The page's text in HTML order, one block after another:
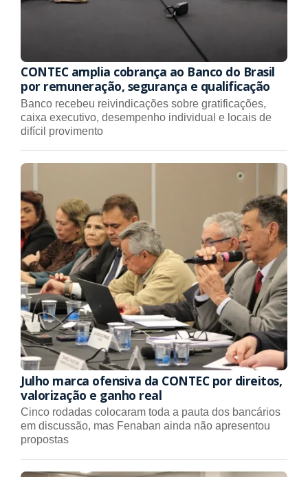
CONTEC amplia cobrança ao Banco do Brasil
por remuneração, segurança e qualificação
Banco recebeu reivindicações sobre gratificações,
caixa executivo, desempenho individual e locais de
difícil provimento
Julho marca ofensiva da CONTEC por direitos,
valorização e ganho real
Cinco rodadas colocaram toda a pauta dos bancários
em discussão, mas Fenaban ainda não apresentou
propostas